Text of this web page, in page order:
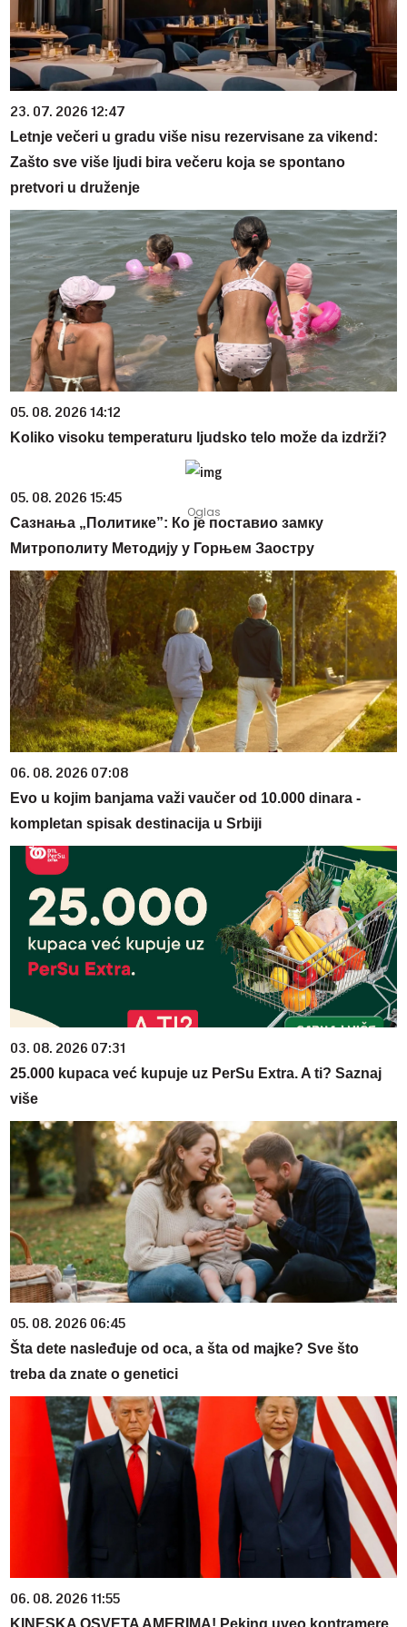
23. 07. 2026 12:47
Letnje večeri u gradu više nisu rezervisane za vikend:
Zašto sve više ljudi bira večeru koja se spontano
pretvori u druženje
05. 08. 2026 14:12
Koliko visoku temperaturu ljudsko telo može da izdrži?
05. 08. 2026 15:45
Сазнања „Политике”: Ко је поставио замку
Митрополиту Методију у Горњем Заостру
06. 08. 2026 07:08
Evo u kojim banjama važi vaučer od 10.000 dinara -
kompletan spisak destinacija u Srbiji
03. 08. 2026 07:31
25.000 kupaca već kupuje uz PerSu Extra. A ti? Saznaj
više
05. 08. 2026 06:45
Šta dete nasleđuje od oca, a šta od majke? Sve što
treba da znate o genetici
06. 08. 2026 11:55